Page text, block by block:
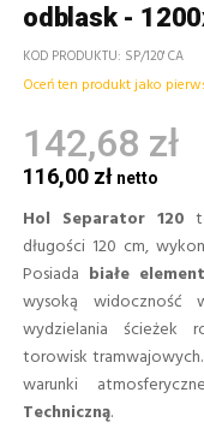
odblask -
KOD PRODUKTU SP/120' CA
Oceń ten produkt jako
142,68 zł
116,00 zł
Hol Separator 120
długości 120 cm,
Posiada białe
wysoką widoczność
wydzielania ścieżek
torowisk
warunki
Techniczną.